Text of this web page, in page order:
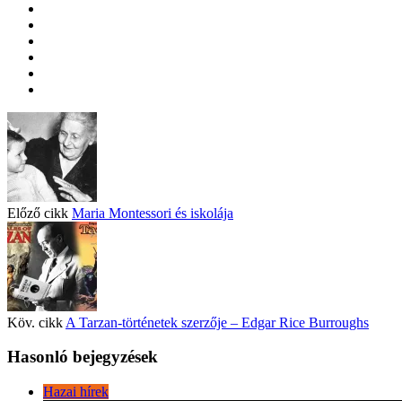
Előző cikk Maria Montessori és iskolája
Köv. cikk A Tarzan-történetek szerzője – Edgar Rice Burroughs
Hasonló bejegyzések
Hazai hírek